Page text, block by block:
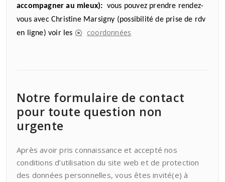
accompagner au mieux): vous pouvez prendre rendez-
vous avec Christine Marsigny (possibilité de prise de rdv
en ligne) voir les
coordonnées
Notre formulaire de contact
pour toute question non
urgente
Après avoir pris connaissance et accepté nos
conditions d’utilisation du site web et de protection
des données personnelles, vous êtes invité(e) à